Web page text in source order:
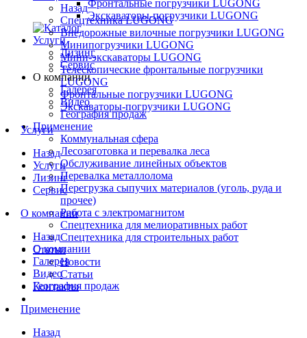
Фронтальные погрузчики LUGONG
Экскаваторы-погрузчики LUGONG
Услуги
Лизинг
Сервис
О компании
Галерея
Видео
География продаж
Применение
Коммунальная сфера
Лесозаготовка и перевалка леса
Обслуживание линейных объектов
Перевалка металлолома
Перегрузка сыпучих материалов (уголь, руда и
прочее)
Работа с электромагнитом
Спецтехника для мелиоративных работ
Спецтехника для строительных работ
Статьи
Новости
Статьи
Контакты
Назад
Спецтехника LUGONG
Внедорожные вилочные погрузчики LUGONG
Минипогрузчики LUGONG
Мини-экскаваторы LUGONG
Телескопические фронтальные погрузчики
LUGONG
Фронтальные погрузчики LUGONG
Экскаваторы-погрузчики LUGONG
Услуги
Назад
Услуги
Лизинг
Сервис
О компании
Назад
О компании
Галерея
Видео
География продаж
Применение
Назад